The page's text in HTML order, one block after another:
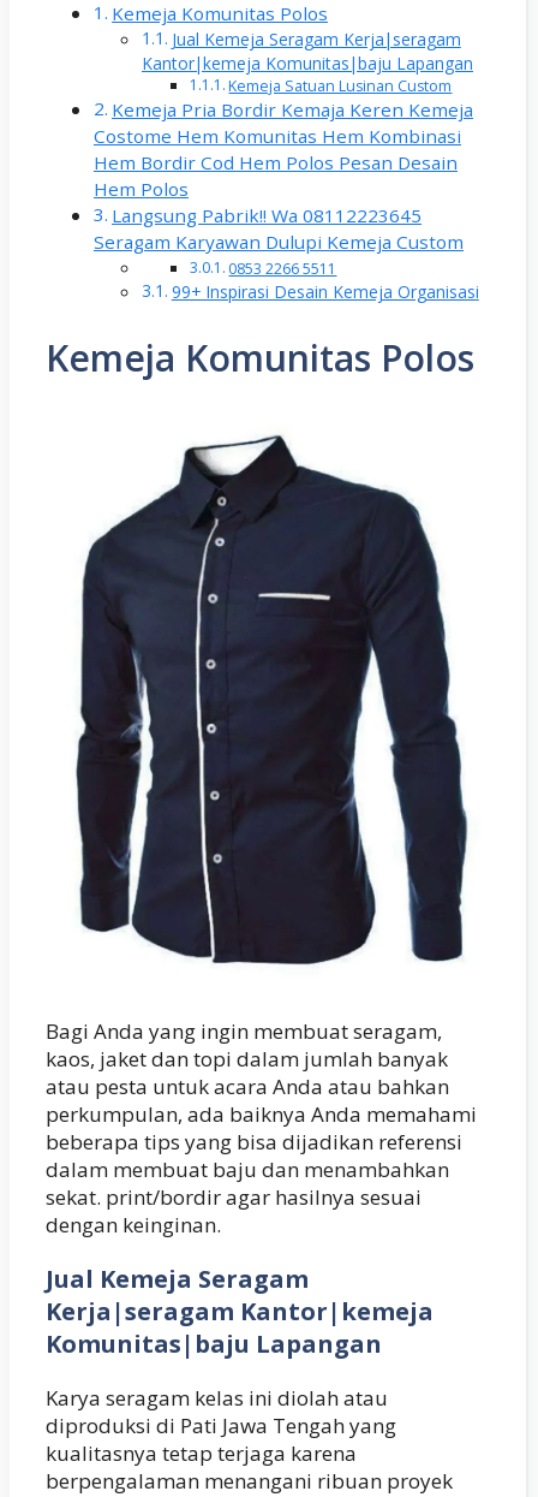
Kemeja Komunitas Polos
Jual Kemeja Seragam Kerja|seragam
Kantor|kemeja Komunitas|baju Lapangan
Kemeja Satuan Lusinan Custom
Kemeja Pria Bordir Kemaja Keren Kemeja
Costome Hem Komunitas Hem Kombinasi
Hem Bordir Cod Hem Polos Pesan Desain
Hem Polos
Langsung Pabrik!! Wa 08112223645
Seragam Karyawan Dulupi Kemeja Custom
0853 2266 5511
99+ Inspirasi Desain Kemeja Organisasi
Kemeja Komunitas Polos
Bagi Anda yang ingin membuat seragam,
kaos, jaket dan topi dalam jumlah banyak
atau pesta untuk acara Anda atau bahkan
perkumpulan, ada baiknya Anda memahami
beberapa tips yang bisa dijadikan referensi
dalam membuat baju dan menambahkan
sekat. print/bordir agar hasilnya sesuai
dengan keinginan.
Jual Kemeja Seragam
Kerja|seragam Kantor|kemeja
Komunitas|baju Lapangan
Karya seragam kelas ini diolah atau
diproduksi di Pati Jawa Tengah yang
kualitasnya tetap terjaga karena
berpengalaman menangani ribuan proyek